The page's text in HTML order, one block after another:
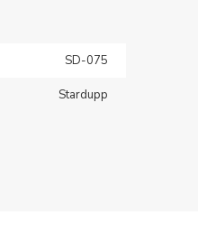
SD-075
Stardupp